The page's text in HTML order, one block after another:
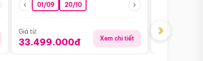
01/09 20/10
Giá từ:
33.499.000đ Xem chi tiết
Giá từ:
›